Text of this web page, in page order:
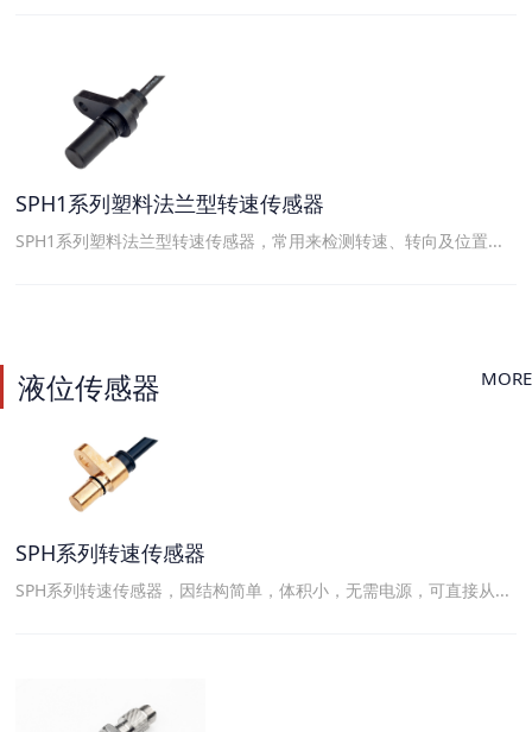
SPH1系列塑料法兰型转速传感器
SPH1系列塑料法兰型转速传感器，常用来检测转速、转向及位置...
液位传感器 MORE
SPH系列转速传感器
SPH系列转速传感器，因结构简单，体积小，无需电源，可直接从...